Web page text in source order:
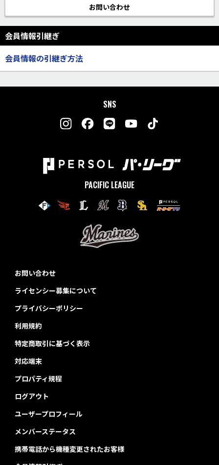
お問い合わせ
会員情報引継ぎ
会員情報の引継ぎ方法
SNS
PACIFIC LEAGUE
お問い合わせ
ライセンシー募集について
プライバシーポリシー
利用規約
特定商取引に基づく表示
対応端末
プロパティ規程
ログアウト
ユーザープロフィール
メンバーステータス
携帯電話から機種変更されたお客様